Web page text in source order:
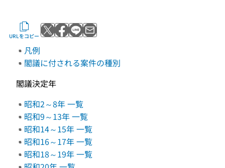
凡例
閣議に付される案件の種別
閣議決定年
昭和2～8年 一覧
昭和9～13年 一覧
昭和14～15年 一覧
昭和16～17年 一覧
昭和18～19年 一覧
URLをコピー Xでポストする
Facebookでシェアする
LINEで送る
メールで送る